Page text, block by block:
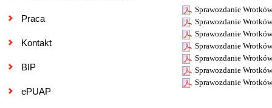
Praca
Kontakt
BIP
ePUAP
Sprawozdanie
Sprawozdanie
Sprawozdanie
Sprawozdanie
Sprawozdanie
Sprawozdanie
Sprawozdanie